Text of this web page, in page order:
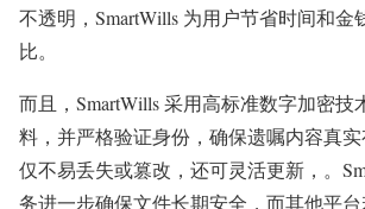
不透明，SmartWills 为用户节省时间和金
比。
而且，SmartWills 采用高标准数字加密技
料，并严格验证身份，确保遗嘱内容真
仅不易丢失或篡改，还可灵活更新，。
务进一步确保文件长期安全，而其他平